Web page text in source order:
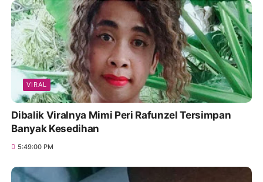
VIRAL
Dibalik Viralnya Mimi Peri Rafunzel Tersimpan
Banyak Kesedihan
5:49:00 PM